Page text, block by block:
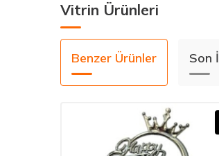
Vitrin Ürünleri
Benzer Ürünler Son